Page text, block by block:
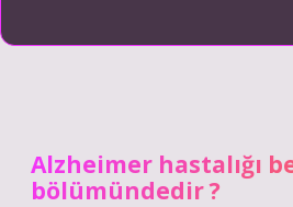
Alzheimer hastalığı
bölümündedir ?